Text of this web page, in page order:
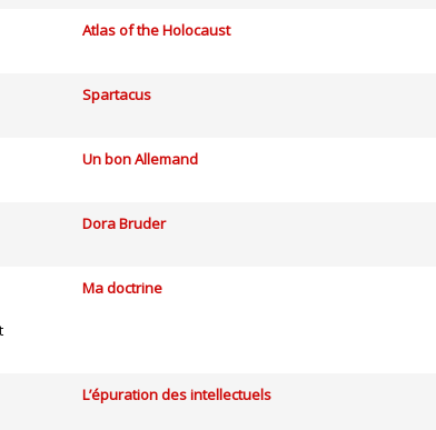
Atlas of the Holocaust
Spartacus
Un bon Allemand
Dora Bruder
Ma doctrine
L’épuration des intellectuels